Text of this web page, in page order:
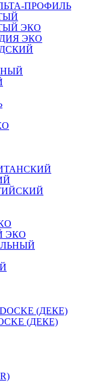
ПРОФИЛЬ
ЭКО
ЭКО
ЭКО
(ДЕКЕ)